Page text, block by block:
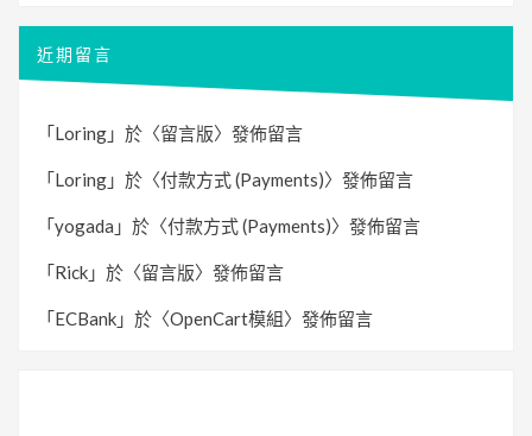
近期留言
「 Loring 」於〈留言版〉發佈留言
「 Loring 」於〈付款方式 (Payments)〉發佈留言
「 yogada 」於〈付款方式 (Payments)〉發佈留言
「 Rick 」於〈留言版〉發佈留言
「 ECBank 」於〈OpenCart模組〉發佈留言